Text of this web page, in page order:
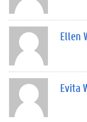
Ellen
Evita